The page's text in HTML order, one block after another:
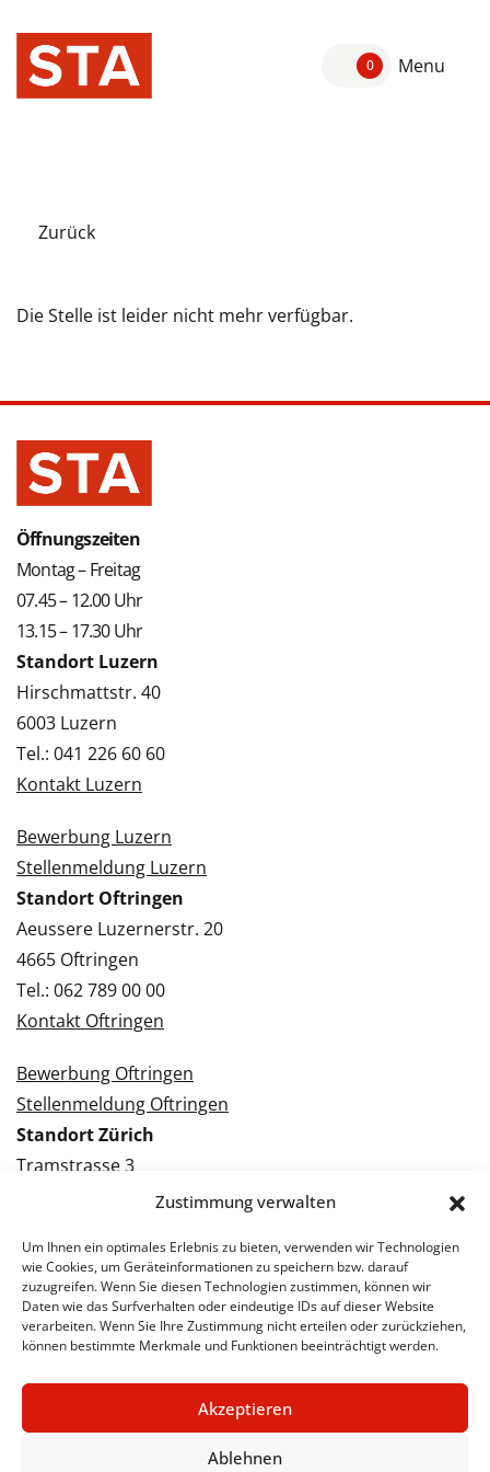
Zustimmung verwalten
Um Ihnen ein optimales Erlebnis zu bieten, verwenden wir Technologien
wie Cookies, um Geräteinformationen zu speichern bzw. darauf
zuzugreifen. Wenn Sie diesen Technologien zustimmen, können wir
Daten wie das Surfverhalten oder eindeutige IDs auf dieser Website
verarbeiten. Wenn Sie Ihre Zustimmung nicht erteilen oder zurückziehen,
können bestimmte Merkmale und Funktionen beeinträchtigt werden.
Akzeptieren
Ablehnen
0 Menu
Zurück
Die Stelle ist leider nicht mehr verfügbar.
Öffnungszeiten
Montag – Freitag
07.45 – 12.00 Uhr
13.15 – 17.30 Uhr
Standort Luzern
Hirschmattstr. 40
6003 Luzern
Tel.: 041 226 60 60
Kontakt Luzern
Bewerbung Luzern
Stellenmeldung Luzern
Standort Oftringen
Aeussere Luzernerstr. 20
4665 Oftringen
Tel.: 062 789 00 00
Kontakt Oftringen
Bewerbung Oftringen
Stellenmeldung Oftringen
Standort Zürich
Tramstrasse 3
Kontakt Zürich
Bewerbung Zürich
Stellenmeldung Zürich